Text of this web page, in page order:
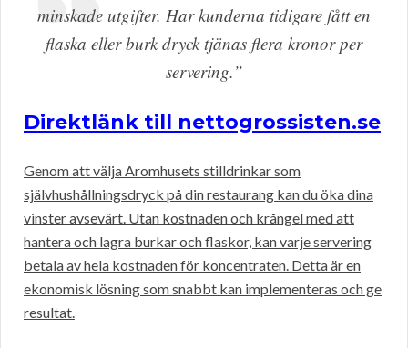
minskade utgifter. Har kunderna tidigare fått en
flaska eller burk dryck tjänas flera kronor per
servering.”
Direktlänk till nettogrossisten.se
Genom att välja Aromhusets stilldrinkar som
självhushållningsdryck på din restaurang kan du öka dina
vinster avsevärt. Utan kostnaden och krångel med att
hantera och lagra burkar och flaskor, kan varje servering
betala av hela kostnaden för koncentraten. Detta är en
ekonomisk lösning som snabbt kan implementeras och ge
resultat.